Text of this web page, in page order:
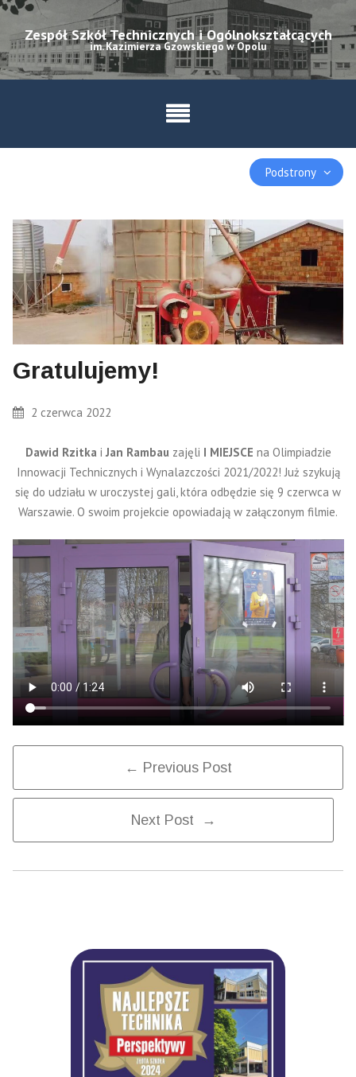
Skip
content
Zespół Szkół Technicznych i Ogólnokształcących
im. Kazimierza Gzowskiego w Opolu
Podstrony
Gratulujemy!
2 czerwca 2022
Dawid Rzitka i Jan Rambau zajęli I MIEJSCE na Olimpiadzie
Innowacji Technicznych i Wynalazczości 2021/2022! Już szykują
się do udziału w uroczystej gali, która odbędzie się 9 czerwca w
Warszawie. O swoim projekcie opowiadają w załączonym filmie.
Post
navigation
← Previous Post
Next Post →